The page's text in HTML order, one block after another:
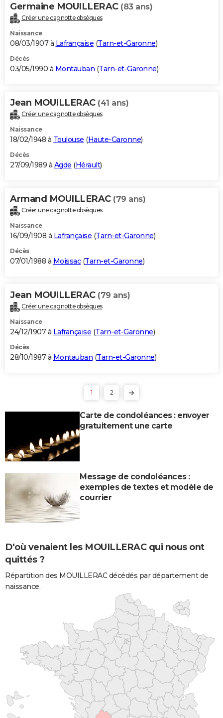
Germaine MOUILLERAC (83 ans)
Créer une cagnotte obsèques
Naissance
08/03/1907 à Lafrançaise (Tarn-et-Garonne)
Décès
03/05/1990 à Montauban (Tarn-et-Garonne)
Jean MOUILLERAC (41 ans)
Créer une cagnotte obsèques
Naissance
18/02/1948 à Toulouse (Haute-Garonne)
Décès
27/09/1989 à Agde (Hérault)
Armand MOUILLERAC (79 ans)
Créer une cagnotte obsèques
Naissance
16/09/1908 à Lafrançaise (Tarn-et-Garonne)
Décès
07/01/1988 à Moissac(Tarn-et-Garonne)
Jean MOUILLERAC (79 ans)
Créer une cagnotte obsèques
Naissance
24/12/1907 à Lafrançaise (Tarn-et-Garonne)
Décès
28/10/1987 à Montauban (Tarn-et-Garonne)
1 2
Carte de condoléances : envoyer
gratuitement une carte
Message de condoléances :
exemples de textes et modèle de
courrier
D'où venaient les MOUILLERAC qui nous ont
quittés ?
Répartition des MOUILLERAC décédés par département de
naissance.